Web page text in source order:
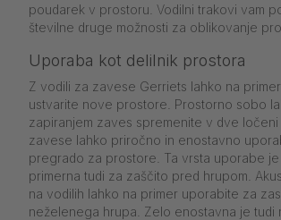
poudarek v prostoru. Vodilni trakovi vam
številne druge možnosti za oblikovanje
Uporaba kot delilnik prostora
Z vodili za zavese Gerriets lahko na
ustvarite nove prostore. Prostorno sobo
zapiranjem zaves spremenite v dve
zavese lahko priročno in enostavno
pregrado za prostore. Ta vrsta uporabe
primerna tudi za zaščito pred hrupom.
na vodilih lahko na primer uporabite za
neželenega hrupa. Zelo enostavna je tudi